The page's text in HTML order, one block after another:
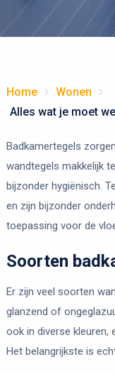
Home
Wonen
Alles wat je moet
Badkamertegels
wandtegels makkelijk
bijzonder hygiënisch.
en zijn bijzonder
toepassing voor de
Soorten
Er zijn veel soorten
glanzend of
ook in diverse kleuren,
Het belangrijkste is